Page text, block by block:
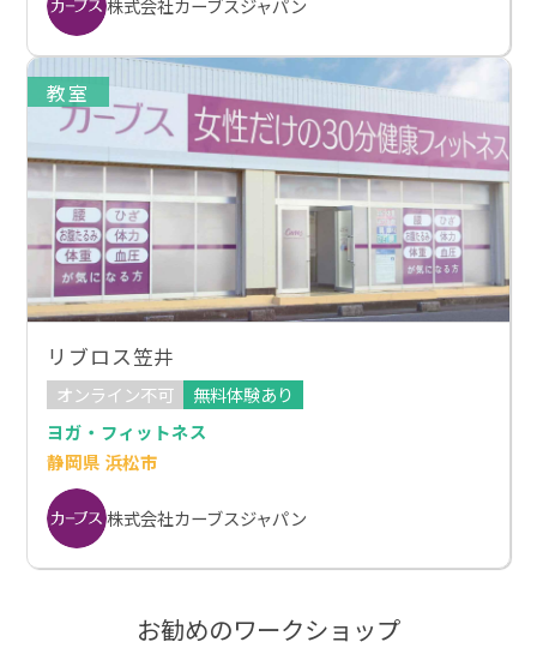
株式会社カーブスジャパン
教室
リブロス笠井
オンライン不可
無料体験あり
ヨガ・フィットネス
静岡県 浜松市
株式会社カーブスジャパン
お勧めのワークショップ